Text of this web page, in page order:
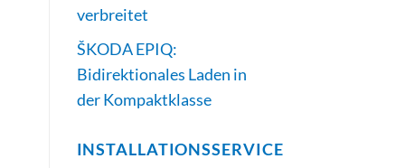
verbreitet
ŠKODA EPIQ:
Bidirektionales Laden in
der Kompaktklasse
INSTALLATIONSSERVICE